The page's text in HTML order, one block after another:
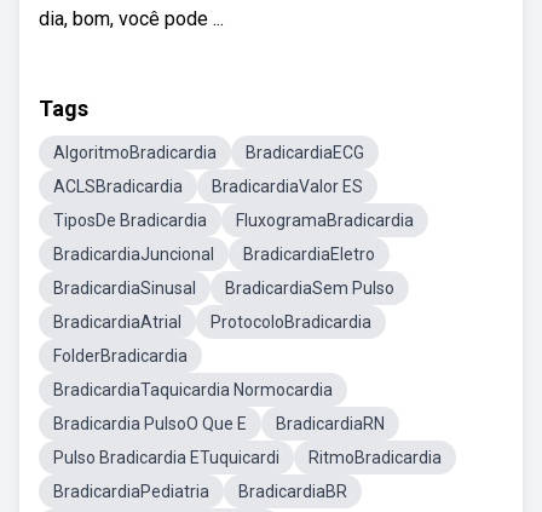
dia, bom, você pode ...
Tags
AlgoritmoBradicardia
BradicardiaECG
ACLSBradicardia
BradicardiaValor ES
TiposDe Bradicardia
FluxogramaBradicardia
BradicardiaJuncional
BradicardiaEletro
BradicardiaSinusal
BradicardiaSem Pulso
BradicardiaAtrial
ProtocoloBradicardia
FolderBradicardia
BradicardiaTaquicardia Normocardia
Bradicardia PulsoO Que E
BradicardiaRN
Pulso Bradicardia ETuquicardi
RitmoBradicardia
BradicardiaPediatria
BradicardiaBR